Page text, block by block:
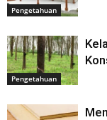
Pengetahuan
Pengetahuan